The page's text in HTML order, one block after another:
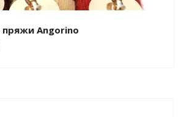
пряжи Angorino